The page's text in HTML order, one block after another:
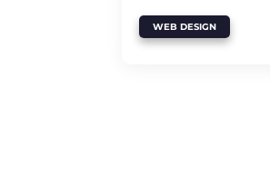
WEB DESIGN